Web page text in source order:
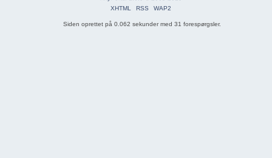
XHTML
RSS WAP2
Siden oprettet på 0.062 sekunder med 31 forespørgsler.